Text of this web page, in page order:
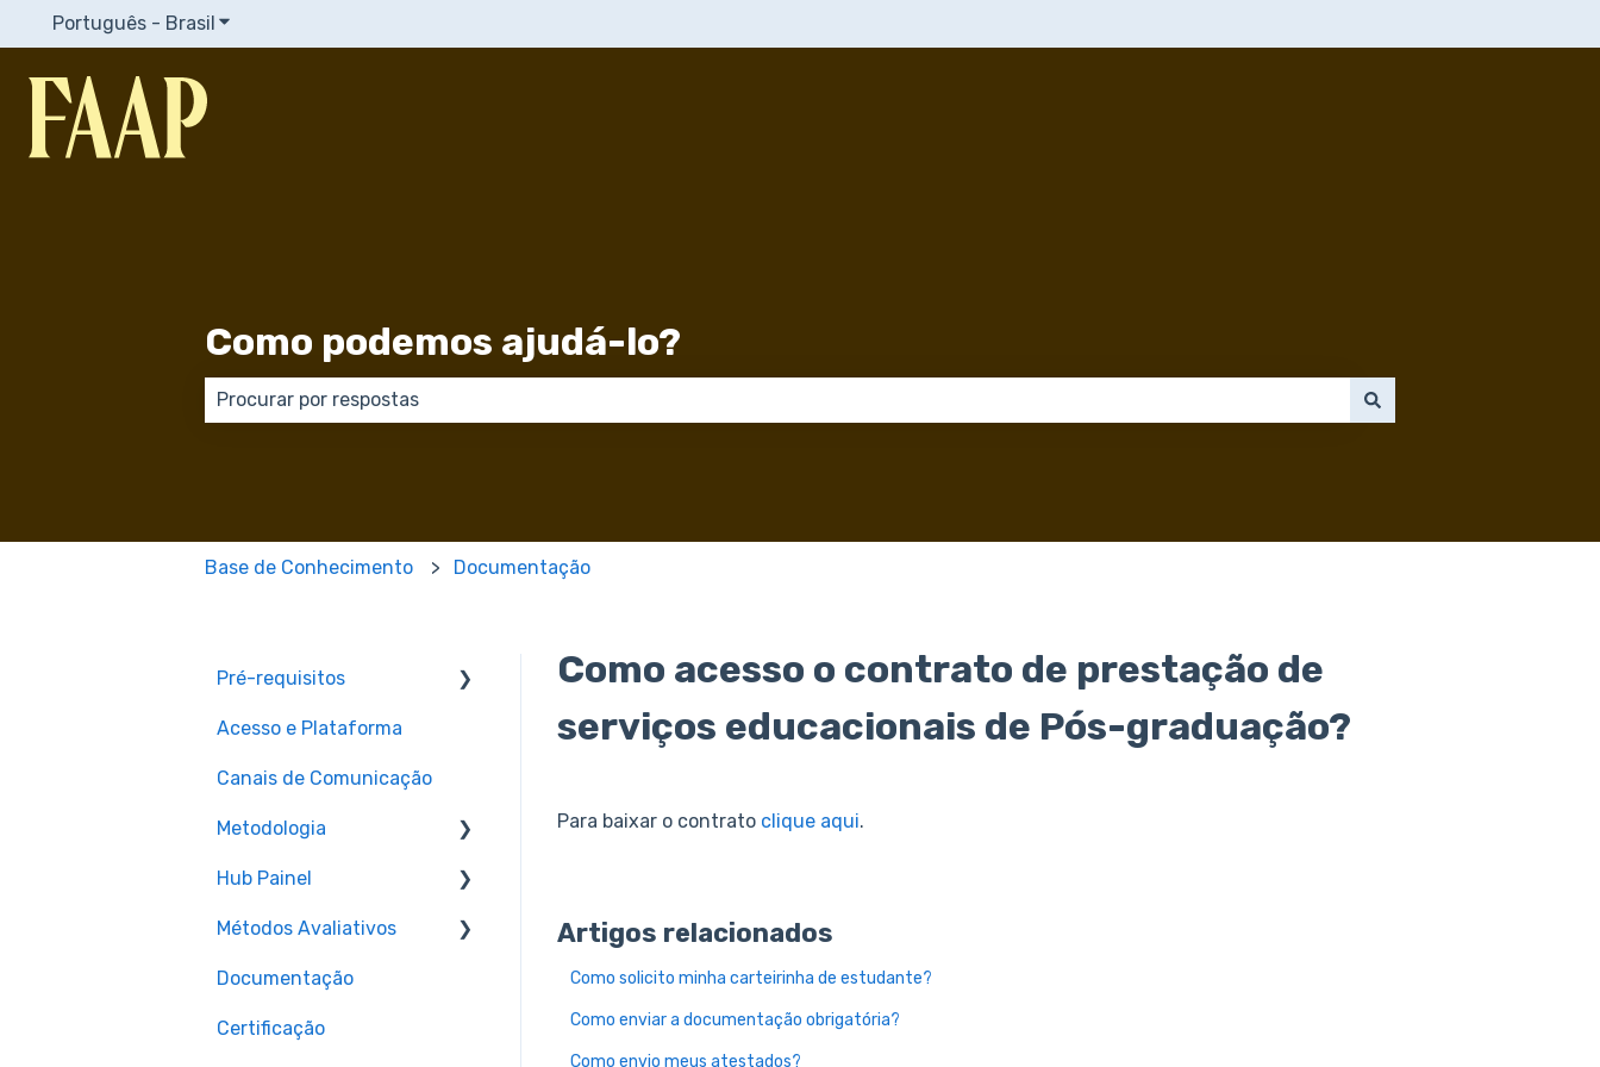
Português - Brasil Mostrar submenu para traduções
Como podemos ajudá-lo?
Base de Conhecimento Documentação
Como acesso o contrato de prestação de
serviços educacionais de Pós-graduação?
Para baixar o contrato clique aqui.
Artigos relacionados
Como solicito minha carteirinha de estudante?
Como enviar a documentação obrigatória?
Como envio meus atestados?
Pré-requisitos
Pré-requisitos para
Acesso e Plataforma
Canais de Comunicação
Metodologia
Aulas
Materiais e Recursos
Hub Painel
Cronograma de aulas ao
Métodos Avaliativos
Assignments e Provas
Documentação
Certificação